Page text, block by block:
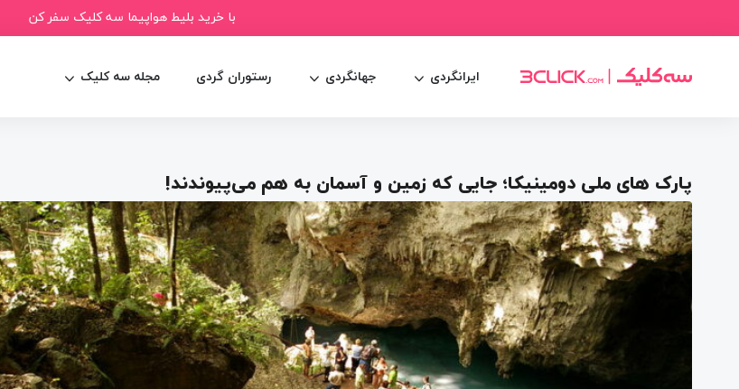
با خرید بلیط هواپیما سه کلیک سفر کن
ایرانگردی جهانگردی رستوران گردی مجله سه کلیک
پارک های ملی دومینیکا؛ جایی که زمین و آسمان به هم می‌پیوندند!